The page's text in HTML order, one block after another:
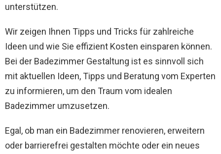
unterstützen.
Wir zeigen Ihnen Tipps und Tricks für zahlreiche
Ideen und wie Sie effizient Kosten einsparen können.
Bei der Badezimmer Gestaltung ist es sinnvoll sich
mit aktuellen Ideen, Tipps und Beratung vom Experten
zu informieren, um den Traum vom idealen
Badezimmer umzusetzen.
Egal, ob man ein Badezimmer renovieren, erweitern
oder barrierefrei gestalten möchte oder ein neues